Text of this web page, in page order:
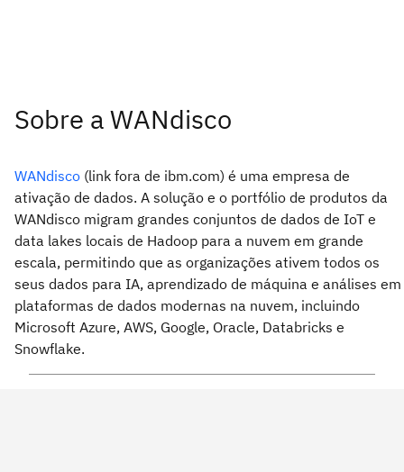
Sobre a WANdisco
WANdisco (link fora de ibm.com) é uma empresa de
ativação de dados. A solução e o portfólio de produtos da
WANdisco migram grandes conjuntos de dados de IoT e
data lakes locais de Hadoop para a nuvem em grande
escala, permitindo que as organizações ativem todos os
seus dados para IA, aprendizado de máquina e análises em
plataformas de dados modernas na nuvem, incluindo
Microsoft Azure, AWS, Google, Oracle, Databricks e
Snowflake.